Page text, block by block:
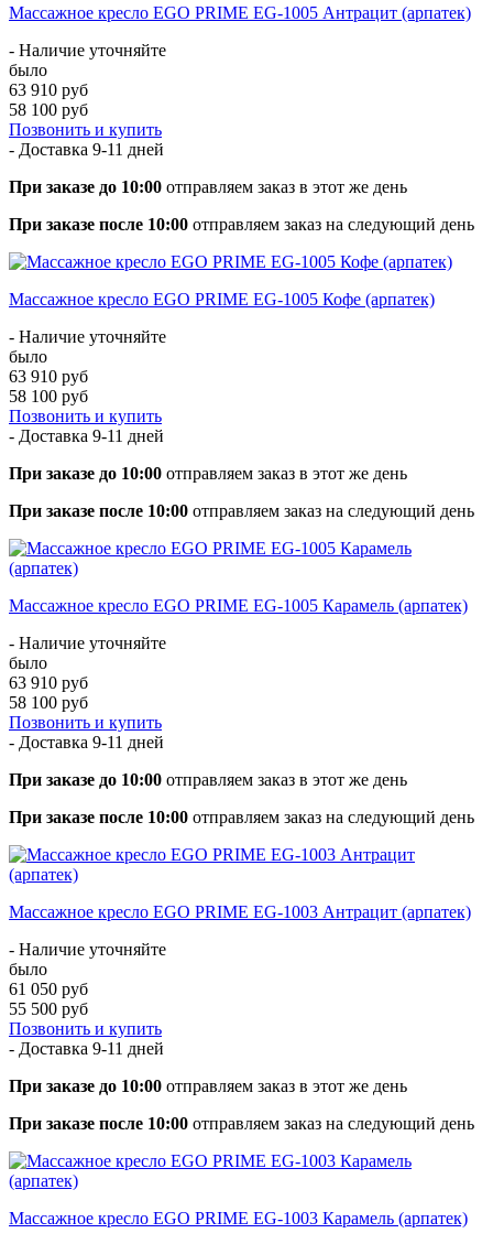
Массажное кресло EGO PRIME EG-1005 Антрацит (арпатек)
- Наличие уточняйте
было
63 910 руб
58 100 руб
Позвонить и купить
- Доставка 9-11 дней
При заказе до 10:00 отправляем заказ в этот же день
При заказе после 10:00 отправляем заказ на следующий день
Массажное кресло EGO PRIME EG-1005 Кофе (арпатек)
- Наличие уточняйте
было
63 910 руб
58 100 руб
Позвонить и купить
- Доставка 9-11 дней
При заказе до 10:00 отправляем заказ в этот же день
При заказе после 10:00 отправляем заказ на следующий день
Массажное кресло EGO PRIME EG-1005 Карамель (арпатек)
- Наличие уточняйте
было
63 910 руб
58 100 руб
Позвонить и купить
- Доставка 9-11 дней
При заказе до 10:00 отправляем заказ в этот же день
При заказе после 10:00 отправляем заказ на следующий день
Массажное кресло EGO PRIME EG-1003 Антрацит (арпатек)
- Наличие уточняйте
было
61 050 руб
55 500 руб
Позвонить и купить
- Доставка 9-11 дней
При заказе до 10:00 отправляем заказ в этот же день
При заказе после 10:00 отправляем заказ на следующий день
Массажное кресло EGO PRIME EG-1003 Карамель (арпатек)